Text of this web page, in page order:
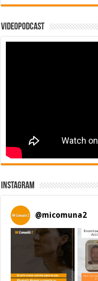
Videopodcast
Instagram
@micomuna2